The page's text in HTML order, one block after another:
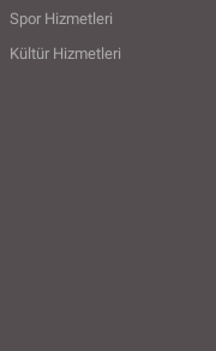
Spor Hizmetleri
Kültür Hizmetleri